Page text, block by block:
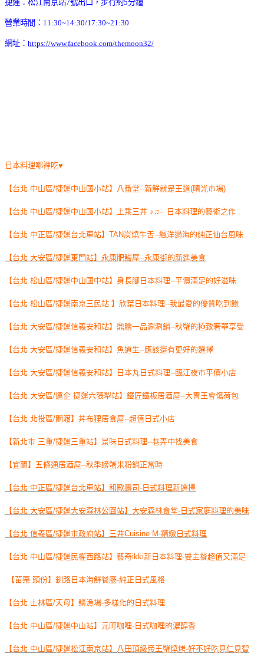
捷運：松江南京站7號出口，步行約5分鐘
營業時間：11:30~14:30/17:30~21:30
網址： https://www.facebook.com/themoon32/
日本料理哪裡吃♥
【台北 中山區/捷運中山國小站】八番堂--新鮮就是王道(晴光市場)
【台北 中山區/捷運中山國小站】上乘三井 ♪♫-- 日本料理的藝術之作
【台北 中正區/捷運台北車站】TAN炭燒牛舌--飄洋過海的純正仙台風味
【台北 大安區/捷運東門站】永康肥鰻屋--永康街的新進美食
【台北 松山區/捷運中山國中站】身長腳日本料理--平價滿足的好滋味
【台北 松山區/捷運南京三民站 】欣葉日本料理--我最愛的優質吃到飽
【台北 大安區/捷運信義安和站】鼎膾一品涮涮鍋--秋蟹的極致奢華享受
【台北 大安區/捷運信義安和站】魚道生--應該還有更好的選擇
【台北 大安區/捷運信義安和站】日本丸日式料理--臨江夜市平價小店
【台北 大安區/遠企 捷運六張犁站】鐵匠鐵板居酒屋--大胃王會傷荷包
【台北 北投區/關渡】丼布狸居食屋--超值日式小店
【新北市 三重/捷運三重站】景味日式料理--巷弄中找美食
【宜蘭】五條通居酒屋--秋季螃蟹米粉鍋正當時
【台北 中正區/捷運台北車站】和歌壽司-日式料理新選擇
【台北 大安區/捷運大安森林公園站】大安森林食堂-日式家庭料理的美味
【台北 信義區/捷運市政府站】三井Cuisine M-精緻日式料理
【台北 中山區/捷運民權西路站】藝奇ikki新日本料理-雙主餐超值又滿足
【苗栗 頭份】釧路日本海鮮餐廳-純正日式風格
【台北 士林區/天母】鱗漁場-多樣化的日式料理
【台北 中山區/捷運中山站】元町咖哩-日式咖哩的濃醇香
【台北 中山區/捷運松江南京站】八田頂級帝王蟹燒烤-好不好吃見仁見智